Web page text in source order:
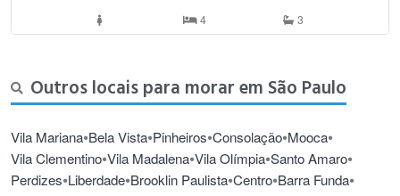
4 3
Outros locais para morar em São Paulo
Vila Mariana•Bela Vista•Pinheiros•Consolação•Mooca•
Vila Clementino•Vila Madalena•Vila Olímpia•Santo Amaro•
Perdizes•Liberdade•Brooklin Paulista•Centro•Barra Funda•